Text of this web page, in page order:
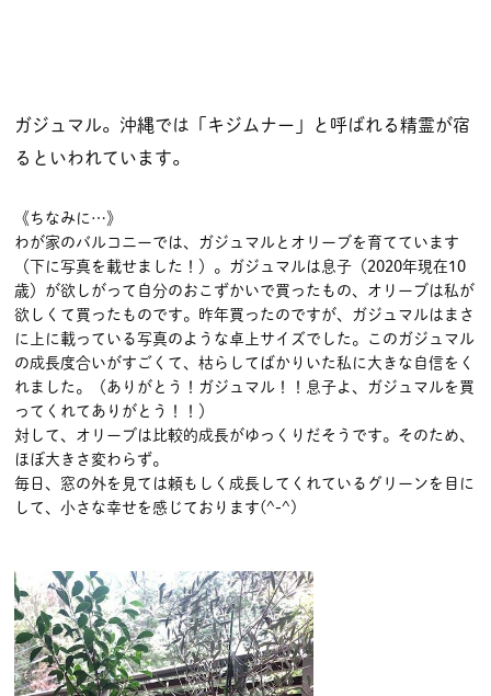
ガジュマル。沖縄では「キジムナー」と呼ばれる精霊が宿
るといわれています。
《ちなみに…》
わが家のバルコニーでは、ガジュマルとオリーブを育てています
（下に写真を載せました！）。ガジュマルは息子（2020年現在10
歳）が欲しがって自分のおこずかいで買ったもの、オリーブは私が
欲しくて買ったものです。昨年買ったのですが、ガジュマルはまさ
に上に載っている写真のような卓上サイズでした。このガジュマル
の成長度合いがすごくて、枯らしてばかりいた私に大きな自信をく
れました。（ありがとう！ガジュマル！！息子よ、ガジュマルを買
ってくれてありがとう！！）
対して、オリーブは比較的成長がゆっくりだそうです。そのため、
ほぼ大きさ変わらず。
毎日、窓の外を見ては頼もしく成長してくれているグリーンを目に
して、小さな幸せを感じております(^-^)